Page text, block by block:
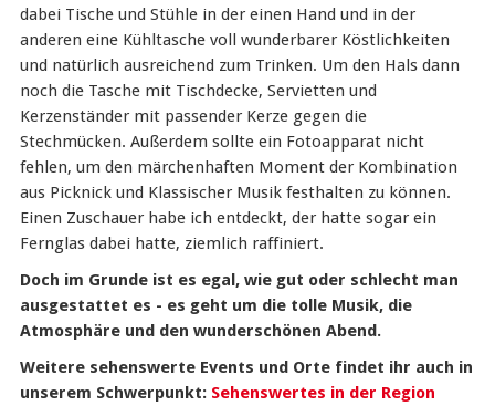
dabei Tische und Stühle in der einen Hand und in der
anderen eine Kühltasche voll wunderbarer Köstlichkeiten
und natürlich ausreichend zum Trinken. Um den Hals dann
noch die Tasche mit Tischdecke, Servietten und
Kerzenständer mit passender Kerze gegen die
Stechmücken. Außerdem sollte ein Fotoapparat nicht
fehlen, um den märchenhaften Moment der Kombination
aus Picknick und Klassischer Musik festhalten zu können.
Einen Zuschauer habe ich entdeckt, der hatte sogar ein
Fernglas dabei hatte, ziemlich raffiniert.
Doch im Grunde ist es egal, wie gut oder schlecht man
ausgestattet es - es geht um die tolle Musik, die
Atmosphäre und den wunderschönen Abend.
Weitere sehenswerte Events und Orte findet ihr auch in
unserem Schwerpunkt: Sehenswertes in der Region